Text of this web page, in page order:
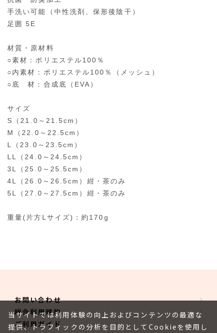
手洗い可能（中性洗剤、保形後陰干）
足囲 5E
材質・原材料
○素材：ポリエステル100％
○内素材：ポリエステル100％（メッシュ）
○底 材：合成底（EVA）
サイズ
S（21.0～21.5cm）
M（22.0～22.5cm）
L（23.0～23.5cm）
LL（24.0～24.5cm）
3L（25.0～25.5cm）
4L（26.0～26.5cm）紺・茶のみ
5L（27.0～27.5cm）紺・茶のみ
重量(片方Lサイズ)：約170g
お問い合わせ
総合利用規約
ご利用ガイド
当サイトでは利用体験の向上およびコンテンツの最適な
提供、トラフィックの分析を目的としてCookieを使用し